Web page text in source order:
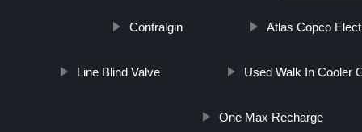
Contralgin Atlas Copco
Line Blind Valve Used Walk In Cooler
One Max Recharge